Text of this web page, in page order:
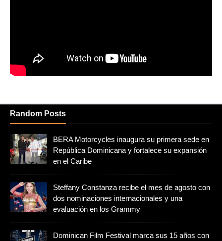
Random Posts
BERA Motorcycles inaugura su primera sede en
República Dominicana y fortalece su expansión
en el Caribe
Steffany Constanza recibe el mes de agosto con
dos nominaciones internacionales y una
evaluación en los Grammy
Dominican Film Festival marca sus 15 años con